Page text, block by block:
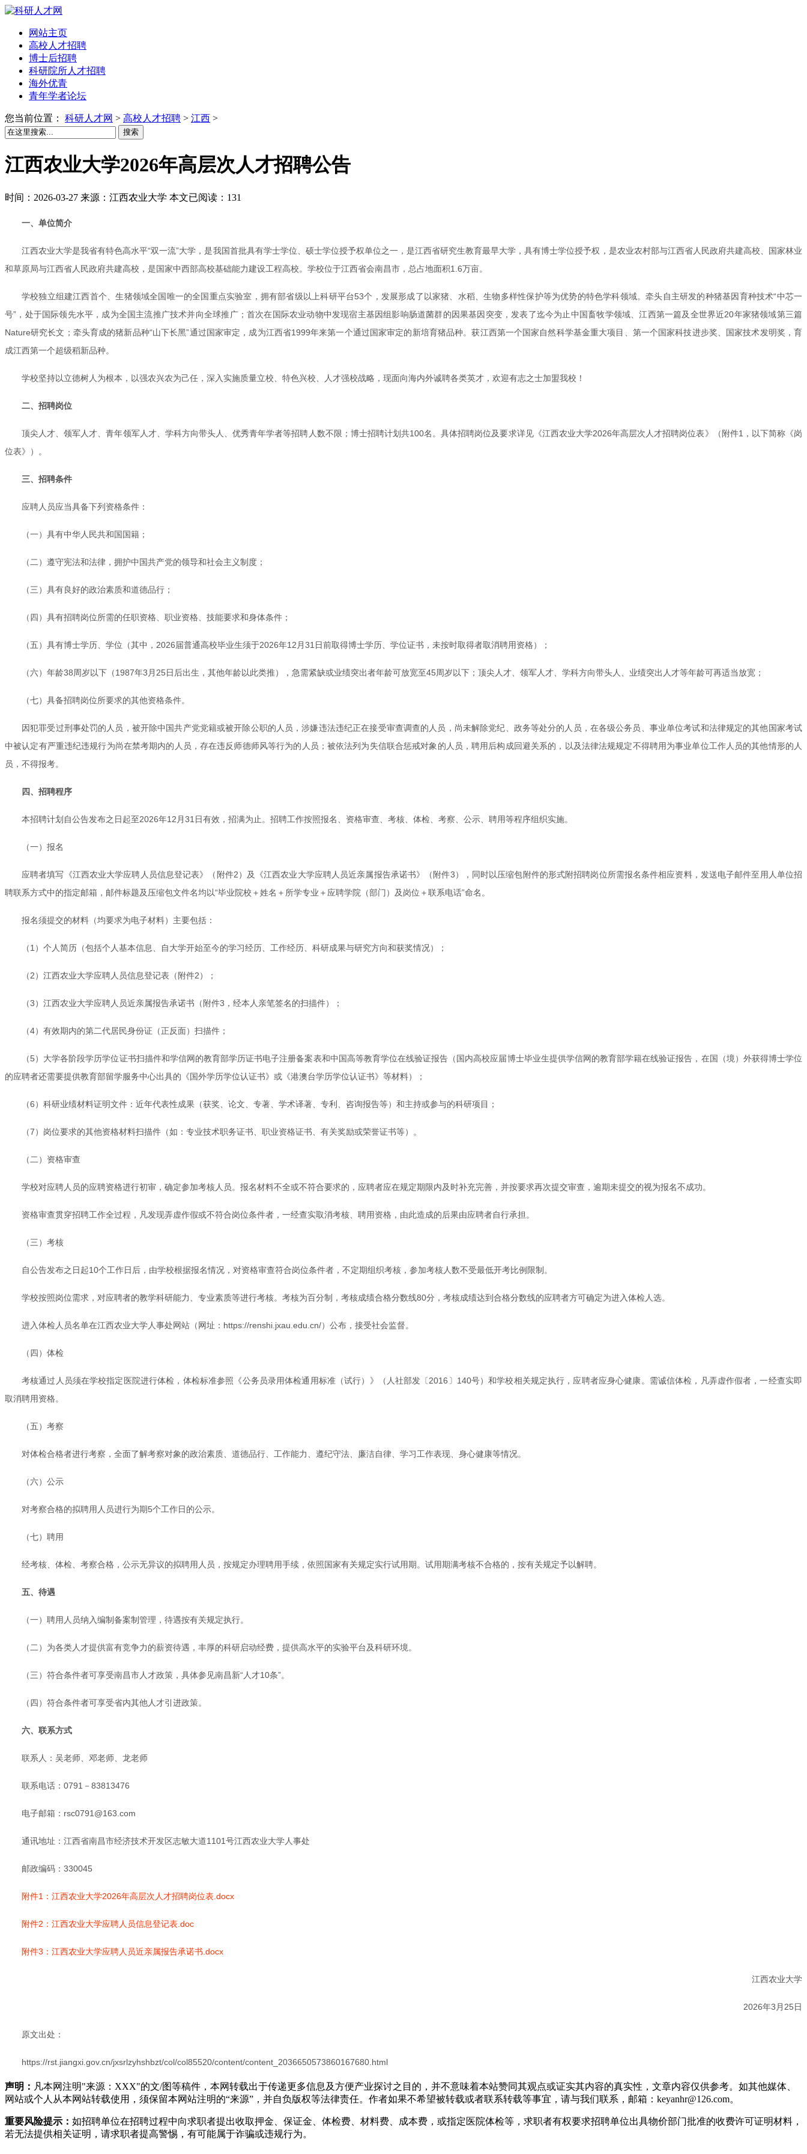
网站主页
高校人才招聘
博士后招聘
科研院所人才招聘
海外优青
青年学者论坛
您当前位置： 科研人才网 > 高校人才招聘 > 江西 >
搜索
江西农业大学2026年高层次人才招聘公告
时间：2026-03-27 来源：江西农业大学 本文已阅读：131
一、单位简介
江西农业大学是我省有特色高水平“双一流”大学，是我国首批具有学士学位、硕士学位授予权单位之一，是江西省研究生教育最早大学，具有博士学位授予权，是农业农村部与江西省人民政府共建高校、国家林业
和草原局与江西省人民政府共建高校，是国家中西部高校基础能力建设工程高校。学校位于江西省会南昌市，总占地面积1.6万亩。
学校独立组建江西首个、生猪领域全国唯一的全国重点实验室，拥有部省级以上科研平台53个，发展形成了以家猪、水稻、生物多样性保护等为优势的特色学科领域。牵头自主研发的种猪基因育种技术“中芯一
号”，处于国际领先水平，成为全国主流推广技术并向全球推广；首次在国际农业动物中发现宿主基因组影响肠道菌群的因果基因突变，发表了迄今为止中国畜牧学领域、江西第一篇及全世界近20年家猪领域第三篇
Nature研究长文；牵头育成的猪新品种“山下长黑”通过国家审定，成为江西省1999年来第一个通过国家审定的新培育猪品种。获江西第一个国家自然科学基金重大项目、第一个国家科技进步奖、国家技术发明奖，育
成江西第一个超级稻新品种。
学校坚持以立德树人为根本，以强农兴农为己任，深入实施质量立校、特色兴校、人才强校战略，现面向海内外诚聘各类英才，欢迎有志之士加盟我校！
二、招聘岗位
顶尖人才、领军人才、青年领军人才、学科方向带头人、优秀青年学者等招聘人数不限；博士招聘计划共100名。具体招聘岗位及要求详见《江西农业大学2026年高层次人才招聘岗位表》（附件1，以下简称《岗
位表》）。
三、招聘条件
应聘人员应当具备下列资格条件：
（一）具有中华人民共和国国籍；
（二）遵守宪法和法律，拥护中国共产党的领导和社会主义制度；
（三）具有良好的政治素质和道德品行；
（四）具有招聘岗位所需的任职资格、职业资格、技能要求和身体条件；
（五）具有博士学历、学位（其中，2026届普通高校毕业生须于2026年12月31日前取得博士学历、学位证书，未按时取得者取消聘用资格）；
（六）年龄38周岁以下（1987年3月25日后出生，其他年龄以此类推），急需紧缺或业绩突出者年龄可放宽至45周岁以下；顶尖人才、领军人才、学科方向带头人、业绩突出人才等年龄可再适当放宽；
（七）具备招聘岗位所要求的其他资格条件。
因犯罪受过刑事处罚的人员，被开除中国共产党党籍或被开除公职的人员，涉嫌违法违纪正在接受审查调查的人员，尚未解除党纪、政务等处分的人员，在各级公务员、事业单位考试和法律规定的其他国家考试
中被认定有严重违纪违规行为尚在禁考期内的人员，存在违反师德师风等行为的人员；被依法列为失信联合惩戒对象的人员，聘用后构成回避关系的，以及法律法规规定不得聘用为事业单位工作人员的其他情形的人
员，不得报考。
四、招聘程序
本招聘计划自公告发布之日起至2026年12月31日有效，招满为止。招聘工作按照报名、资格审查、考核、体检、考察、公示、聘用等程序组织实施。
（一）报名
应聘者填写《江西农业大学应聘人员信息登记表》（附件2）及《江西农业大学应聘人员近亲属报告承诺书》（附件3），同时以压缩包附件的形式附招聘岗位所需报名条件相应资料，发送电子邮件至用人单位招
聘联系方式中的指定邮箱，邮件标题及压缩包文件名均以“毕业院校＋姓名＋所学专业＋应聘学院（部门）及岗位＋联系电话”命名。
报名须提交的材料（均要求为电子材料）主要包括：
（1）个人简历（包括个人基本信息、自大学开始至今的学习经历、工作经历、科研成果与研究方向和获奖情况）；
（2）江西农业大学应聘人员信息登记表（附件2）；
（3）江西农业大学应聘人员近亲属报告承诺书（附件3，经本人亲笔签名的扫描件）；
（4）有效期内的第二代居民身份证（正反面）扫描件；
（5）大学各阶段学历学位证书扫描件和学信网的教育部学历证书电子注册备案表和中国高等教育学位在线验证报告（国内高校应届博士毕业生提供学信网的教育部学籍在线验证报告，在国（境）外获得博士学位
的应聘者还需要提供教育部留学服务中心出具的《国外学历学位认证书》或《港澳台学历学位认证书》等材料）；
（6）科研业绩材料证明文件：近年代表性成果（获奖、论文、专著、学术译著、专利、咨询报告等）和主持或参与的科研项目；
（7）岗位要求的其他资格材料扫描件（如：专业技术职务证书、职业资格证书、有关奖励或荣誉证书等）。
（二）资格审查
学校对应聘人员的应聘资格进行初审，确定参加考核人员。报名材料不全或不符合要求的，应聘者应在规定期限内及时补充完善，并按要求再次提交审查，逾期未提交的视为报名不成功。
资格审查贯穿招聘工作全过程，凡发现弄虚作假或不符合岗位条件者，一经查实取消考核、聘用资格，由此造成的后果由应聘者自行承担。
（三）考核
自公告发布之日起10个工作日后，由学校根据报名情况，对资格审查符合岗位条件者，不定期组织考核，参加考核人数不受最低开考比例限制。
学校按照岗位需求，对应聘者的教学科研能力、专业素质等进行考核。考核为百分制，考核成绩合格分数线80分，考核成绩达到合格分数线的应聘者方可确定为进入体检人选。
进入体检人员名单在江西农业大学人事处网站（网址：https://renshi.jxau.edu.cn/）公布，接受社会监督。
（四）体检
考核通过人员须在学校指定医院进行体检，体检标准参照《公务员录用体检通用标准（试行）》（人社部发〔2016〕140号）和学校相关规定执行，应聘者应身心健康。需诚信体检，凡弄虚作假者，一经查实即
取消聘用资格。
（五）考察
对体检合格者进行考察，全面了解考察对象的政治素质、道德品行、工作能力、遵纪守法、廉洁自律、学习工作表现、身心健康等情况。
（六）公示
对考察合格的拟聘用人员进行为期5个工作日的公示。
（七）聘用
经考核、体检、考察合格，公示无异议的拟聘用人员，按规定办理聘用手续，依照国家有关规定实行试用期。试用期满考核不合格的，按有关规定予以解聘。
五、待遇
（一）聘用人员纳入编制备案制管理，待遇按有关规定执行。
（二）为各类人才提供富有竞争力的薪资待遇，丰厚的科研启动经费，提供高水平的实验平台及科研环境。
（三）符合条件者可享受南昌市人才政策，具体参见南昌新“人才10条”。
（四）符合条件者可享受省内其他人才引进政策。
六、联系方式
联系人：吴老师、邓老师、龙老师
联系电话：0791－83813476
电子邮箱：rsc0791@163.com
通讯地址：江西省南昌市经济技术开发区志敏大道1101号江西农业大学人事处
邮政编码：330045
附件1：江西农业大学2026年高层次人才招聘岗位表.docx
附件2：江西农业大学应聘人员信息登记表.doc
附件3：江西农业大学应聘人员近亲属报告承诺书.docx
江西农业大学
2026年3月25日
原文出处：
https://rst.jiangxi.gov.cn/jxsrlzyhshbzt/col/col85520/content/content_2036650573860167680.html
声明： 凡本网注明"来源：XXX"的文/图等稿件，本网转载出于传递更多信息及方便产业探讨之目的，并不意味着本站赞同其观点或证实其内容的真实性，文章内容仅供参考。如其他媒体、
网站或个人从本网站转载使用，须保留本网站注明的“来源”，并自负版权等法律责任。作者如果不希望被转载或者联系转载等事宜，请与我们联系，邮箱：keyanhr@126.com。
重要风险提示： 如招聘单位在招聘过程中向求职者提出收取押金、保证金、体检费、材料费、成本费，或指定医院体检等，求职者有权要求招聘单位出具物价部门批准的收费许可证明材料，
若无法提供相关证明，请求职者提高警惕，有可能属于诈骗或违规行为。